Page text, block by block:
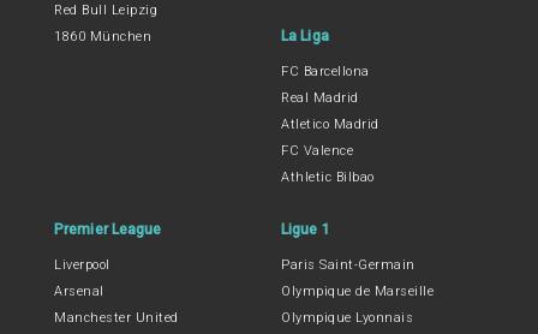
Red Bull Leipzig
1860 München
La Liga
FC Barcellona
Real Madrid
Atletico Madrid
FC Valence
Athletic Bilbao
Premier League
Liverpool
Arsenal
Manchester United
Ligue 1
Paris Saint-Germain
Olympique de Marseille
Olympique Lyonnais